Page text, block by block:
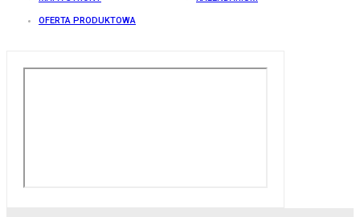
OFERTA PRODUKTOWA